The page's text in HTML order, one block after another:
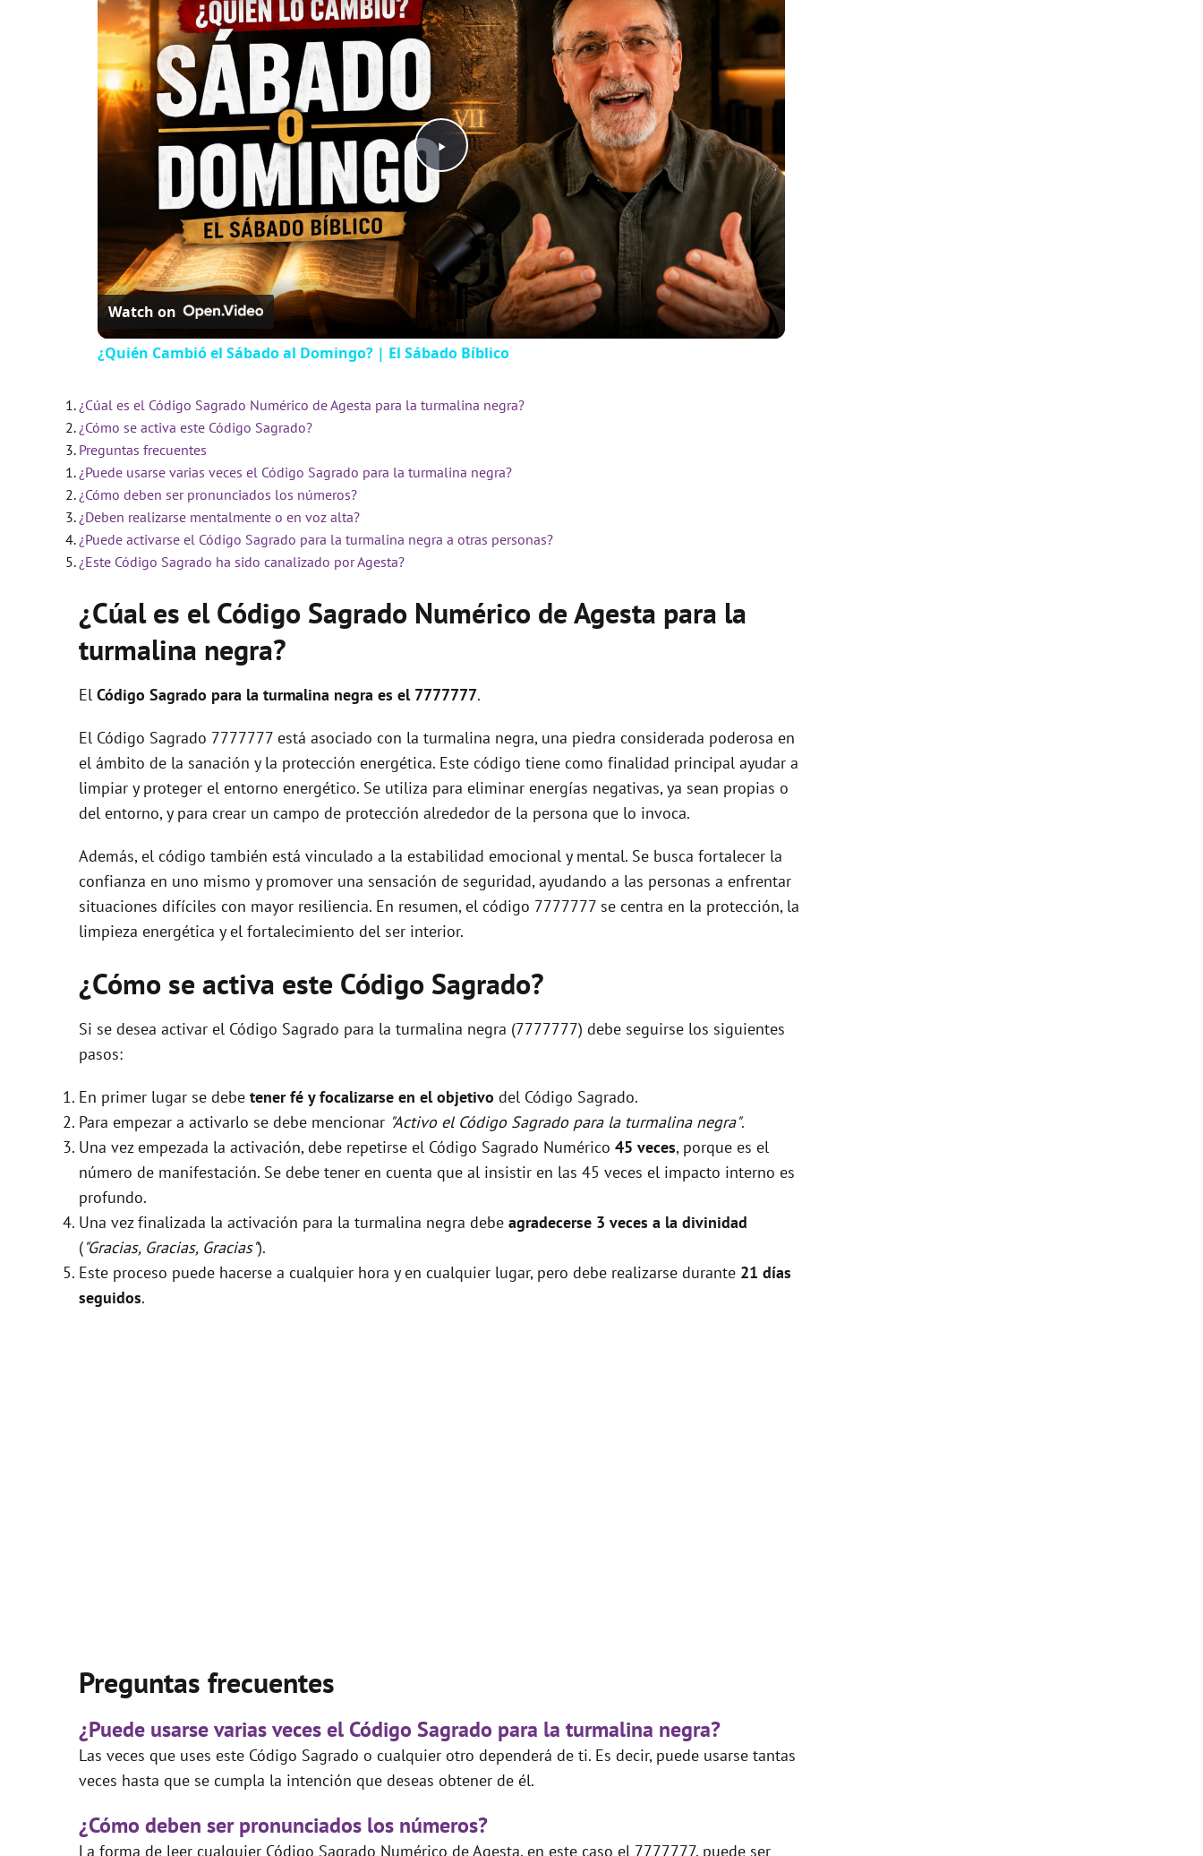
P
a
e
o
Watch on
¿Quién Cambió el Sábado al Domingo? | El Sábado Bíblico
¿Cúal es el Código Sagrado Numérico de Agesta para la turmalina negra?
¿Cómo se activa este Código Sagrado?
Preguntas frecuentes
¿Puede usarse varias veces el Código Sagrado para la turmalina negra?
¿Cómo deben ser pronunciados los números?
¿Deben realizarse mentalmente o en voz alta?
¿Puede activarse el Código Sagrado para la turmalina negra a otras personas?
¿Este Código Sagrado ha sido canalizado por Agesta?
¿Cúal es el Código Sagrado Numérico de Agesta para la
turmalina negra?
El Código Sagrado para la turmalina negra es el 7777777.
El Código Sagrado 7777777 está asociado con la turmalina negra, una piedra considerada poderosa en
el ámbito de la sanación y la protección energética. Este código tiene como finalidad principal ayudar a
limpiar y proteger el entorno energético. Se utiliza para eliminar energías negativas, ya sean propias o
del entorno, y para crear un campo de protección alrededor de la persona que lo invoca.
Además, el código también está vinculado a la estabilidad emocional y mental. Se busca fortalecer la
confianza en uno mismo y promover una sensación de seguridad, ayudando a las personas a enfrentar
situaciones difíciles con mayor resiliencia. En resumen, el código 7777777 se centra en la protección, la
limpieza energética y el fortalecimiento del ser interior.
¿Cómo se activa este Código Sagrado?
Si se desea activar el Código Sagrado para la turmalina negra (7777777) debe seguirse los siguientes
pasos:
En primer lugar se debe tener fé y focalizarse en el objetivo del Código Sagrado.
Para empezar a activarlo se debe mencionar "Activo el Código Sagrado para la turmalina negra".
Una vez empezada la activación, debe repetirse el Código Sagrado Numérico 45 veces, porque es el
número de manifestación. Se debe tener en cuenta que al insistir en las 45 veces el impacto interno es
profundo.
Una vez finalizada la activación para la turmalina negra debe agradecerse 3 veces a la divinidad
("Gracias, Gracias, Gracias").
Este proceso puede hacerse a cualquier hora y en cualquier lugar, pero debe realizarse durante 21 días
seguidos.
Preguntas frecuentes
¿Puede usarse varias veces el Código Sagrado para la turmalina negra?
Las veces que uses este Código Sagrado o cualquier otro dependerá de ti. Es decir, puede usarse tantas
veces hasta que se cumpla la intención que deseas obtener de él.
¿Cómo deben ser pronunciados los números?
La forma de leer cualquier Código Sagrado Numérico de Agesta, en este caso el 7777777, puede ser